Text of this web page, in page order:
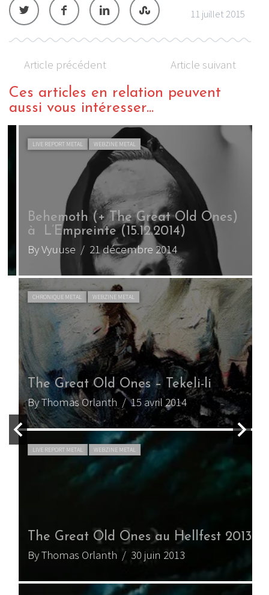
11 juillet 2015
Article précédent Article suivant
Ces articles en relation peuvent
aussi vous intéresser...
LIVE REPORT METAL WEBZINE METAL
Behemoth (+ The Great Old Ones)
à L’Empreinte (15.12.2014)
By Vyuuse/ 21 décembre 2014
CHRONIQUE METAL WEBZINE METAL
The Great Old Ones – Tekeli-li
By Thomas Orlanth/ 15 avril 2014
LIVE REPORT METAL WEBZINE METAL
The Great Old Ones au Hellfest 2013
By Thomas Orlanth/ 30 juin 2013